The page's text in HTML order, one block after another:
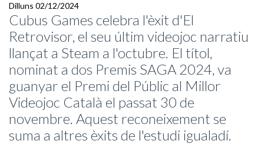
Dilluns 02/12/2024
Cubus Games celebra l'èxit d'El
Retrovisor, el seu últim videojoc narratiu
llançat a Steam a l'octubre. El títol,
nominat a dos Premis SAGA 2024, va
guanyar el Premi del Públic al Millor
Videojoc Català el passat 30 de
novembre. Aquest reconeixement se
suma a altres èxits de l'estudi igualadí.